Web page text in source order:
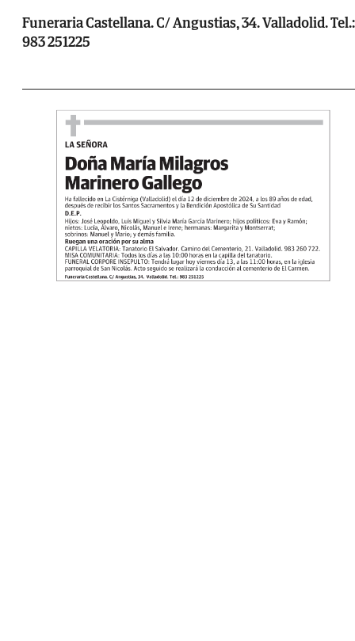
Funeraria Castellana. C/ Angustias, 34. Valladolid. Tel.:
983 251225